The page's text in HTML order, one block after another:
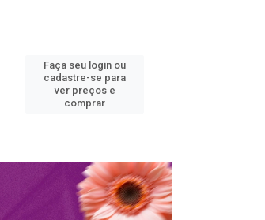
Faça seu login ou
cadastre-se para
ver preços e
comprar